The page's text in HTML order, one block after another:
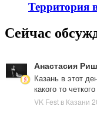
Территория
Сейчас
Анастасия
Казань в этот
какого то
VK Fest в Казани